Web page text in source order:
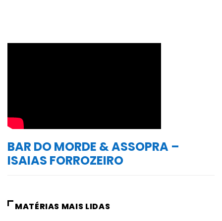
BAR DO MORDE & ASSOPRA –
ISAIAS FORROZEIRO
MATÉRIAS MAIS LIDAS